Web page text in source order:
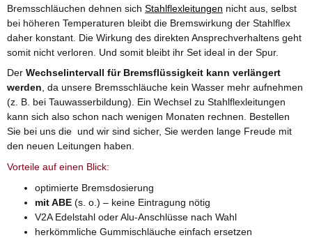
Bremsschläuchen dehnen sich Stahlflexleitungen nicht aus, selbst
bei höheren Temperaturen bleibt die Bremswirkung der Stahlflex
daher konstant. Die Wirkung des direkten Ansprechverhaltens geht
somit nicht verloren. Und somit bleibt ihr Set ideal in der Spur.
Der Wechselintervall für Bremsflüssigkeit kann verlängert
werden, da unsere Bremsschläuche kein Wasser mehr aufnehmen
(z. B. bei Tauwasserbildung). Ein Wechsel zu Stahlflexleitungen
kann sich also schon nach wenigen Monaten rechnen. Bestellen
Sie bei uns die und wir sind sicher, Sie werden lange Freude mit
den neuen Leitungen haben.
Vorteile auf einen Blick:
optimierte Bremsdosierung
mit ABE (s. o.) – keine Eintragung nötig
V2A Edelstahl oder Alu-Anschlüsse nach Wahl
herkömmliche Gummischläuche einfach ersetzen